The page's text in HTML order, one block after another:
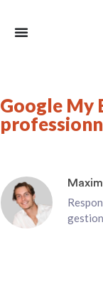
Google My